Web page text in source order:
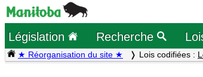
Législation Recherche
★ Réorganisation du site ★ Lois codifiées :